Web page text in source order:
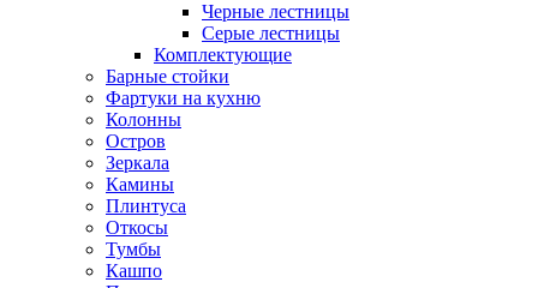
Черные лестницы
Серые лестницы
Комплектующие
Барные стойки
Фартуки на кухню
Колонны
Остров
Зеркала
Камины
Плинтуса
Откосы
Тумбы
Кашпо